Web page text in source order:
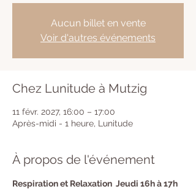
Aucun billet en vente
Voir d'autres événements
Chez Lunitude à Mutzig
11 févr. 2027, 16:00 – 17:00
Après-midi - 1 heure, Lunitude
À propos de l'événement
Respiration et Relaxation  Jeudi 16h à 17h